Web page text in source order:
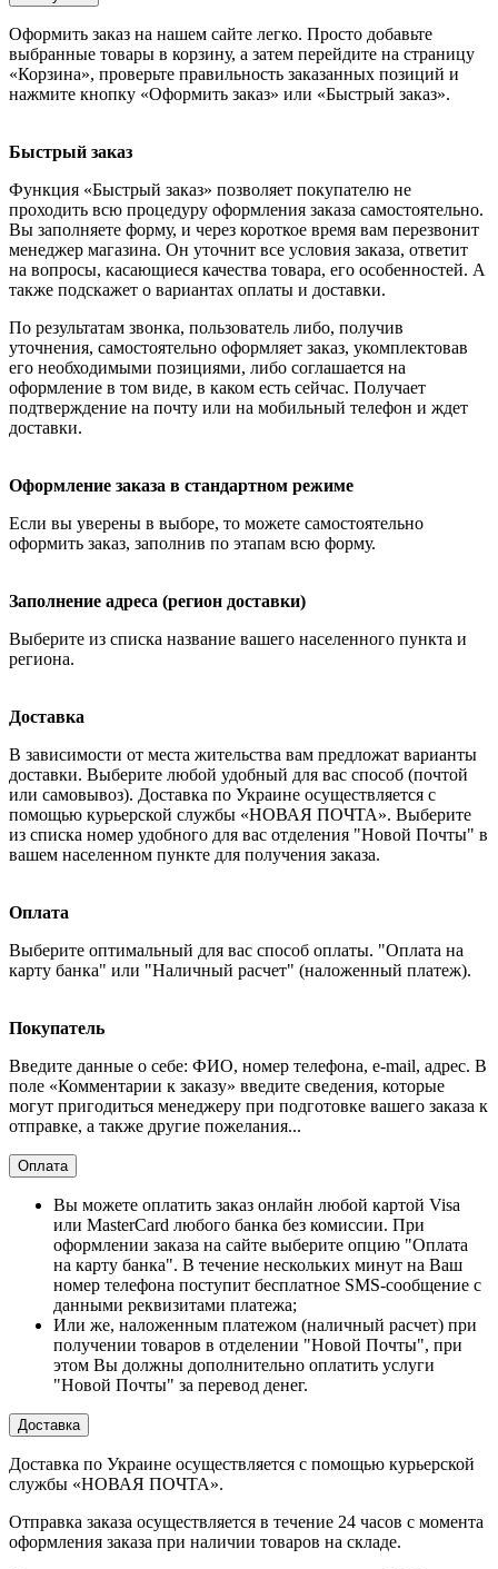
Оформить заказ на нашем сайте легко. Просто добавьте
выбранные товары в корзину, а затем перейдите на страницу
«Корзина», проверьте правильность заказанных позиций и
нажмите кнопку «Оформить заказ» или «Быстрый заказ».
Быстрый заказ
Функция «Быстрый заказ» позволяет покупателю не
проходить всю процедуру оформления заказа самостоятельно.
Вы заполняете форму, и через короткое время вам перезвонит
менеджер магазина. Он уточнит все условия заказа, ответит
на вопросы, касающиеся качества товара, его особенностей. А
также подскажет о вариантах оплаты и доставки.
По результатам звонка, пользователь либо, получив
уточнения, самостоятельно оформляет заказ, укомплектовав
его необходимыми позициями, либо соглашается на
оформление в том виде, в каком есть сейчас. Получает
подтверждение на почту или на мобильный телефон и ждет
доставки.
Оформление заказа в стандартном режиме
Если вы уверены в выборе, то можете самостоятельно
оформить заказ, заполнив по этапам всю форму.
Заполнение адреса (регион доставки)
Выберите из списка название вашего населенного пункта и
региона.
Доставка
В зависимости от места жительства вам предложат варианты
доставки. Выберите любой удобный для вас способ (почтой
или самовывоз). Доставка по Украине осуществляется с
помощью курьерской службы «НОВАЯ ПОЧТА». Выберите
из списка номер удобного для вас отделения "Новой Почты" в
вашем населенном пункте для получения заказа.
Оплата
Выберите оптимальный для вас способ оплаты. "Оплата на
карту банка" или "Наличный расчет" (наложенный платеж).
Покупатель
Введите данные о себе: ФИО, номер телефона, e-mail, адрес. В
поле «Комментарии к заказу» введите сведения, которые
могут пригодиться менеджеру при подготовке вашего заказа к
отправке, а также другие пожелания...
Оплата
Вы можете оплатить заказ онлайн любой картой Visa
или MasterCard любого банка без комиссии. При
оформлении заказа на сайте выберите опцию "Оплата
на карту банка". В течение нескольких минут на Ваш
номер телефона поступит бесплатное SMS-сообщение с
данными реквизитами платежа;
Или же, наложенным платежом (наличный расчет) при
получении товаров в отделении "Новой Почты", при
этом Вы должны дополнительно оплатить услуги
"Новой Почты" за перевод денег.
Доставка
Доставка по Украине осуществляется с помощью курьерской
службы «НОВАЯ ПОЧТА».
Отправка заказа осуществляется в течение 24 часов с момента
оформления заказа при наличии товаров на складе.